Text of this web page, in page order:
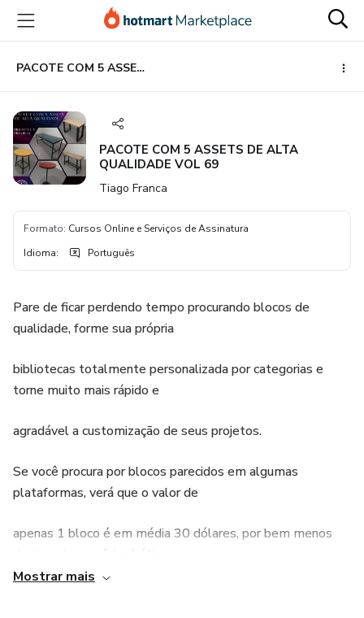
para
conteúdo
principal
para
pagamento
para
rodapé
PACOTE COM 5 ASSETS DE ALTA QUALIDADE VOL 69
PACOTE COM 5 ASSETS DE ALTA
QUALIDADE VOL 69
Tiago Franca
Formato: Cursos Online e Serviços de Assinatura
Idioma: Português
Pare de ficar perdendo tempo procurando blocos de
qualidade, forme sua própria
bibliotecas totalmente personalizada por categorias e
torne muito mais rápido e
agradável a customização de seus projetos.
Se você procura por blocos parecidos em algumas
plataformas, verá que o valor de
apenas 1 bloco é em média 30 dólares, por bem menos
Mostrar mais